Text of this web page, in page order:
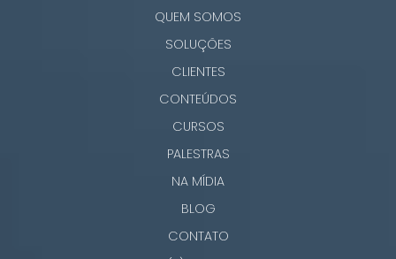
QUEM SOMOS
SOLUÇÕES
CLIENTES
CONTEÚDOS
CURSOS
PALESTRAS
NA MÍDIA
BLOG
CONTATO